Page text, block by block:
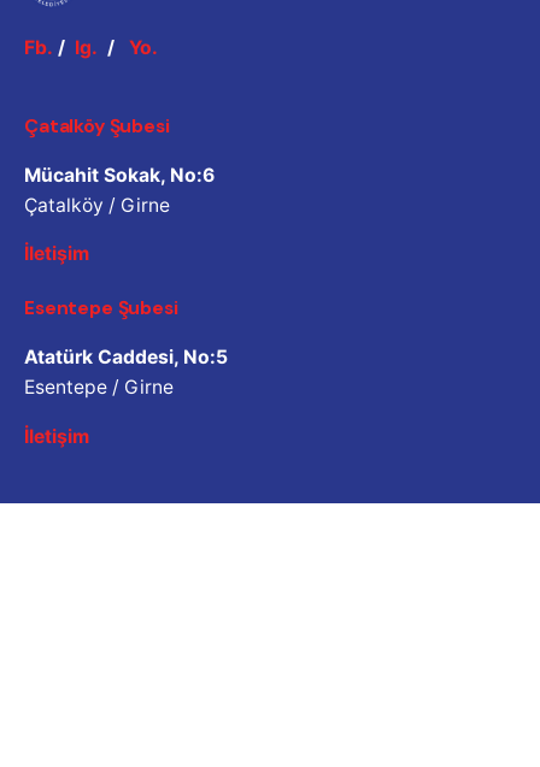
Fb. / Ig. / Yo.
Çatalköy Şubesi
Mücahit Sokak, No:6
Çatalköy / Girne
İletişim
Esentepe Şubesi
Atatürk Caddesi, No:5
Esentepe / Girne
İletişim